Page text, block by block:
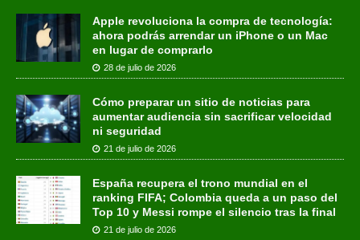
Apple revoluciona la compra de tecnología:
ahora podrás arrendar un iPhone o un Mac
en lugar de comprarlo
28 de julio de 2026
Cómo preparar un sitio de noticias para
aumentar audiencia sin sacrificar velocidad
ni seguridad
21 de julio de 2026
España recupera el trono mundial en el
ranking FIFA; Colombia queda a un paso del
Top 10 y Messi rompe el silencio tras la final
21 de julio de 2026